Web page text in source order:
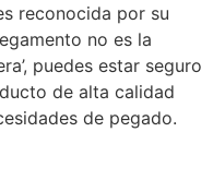
reconocida por su
no es la
puedes estar seguro
de alta calidad
de pegado.